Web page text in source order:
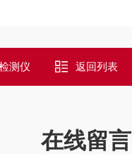
测仪 返回列表
在线留言